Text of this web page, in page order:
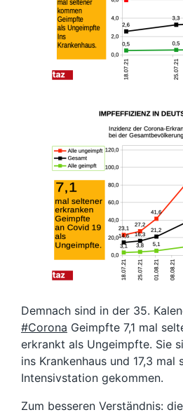
Demnach sind in der 35.
#Corona Geimpfte 7,1 mal
erkrankt als Ungeimpfte. Sie
ins Krankenhaus und 17,3 mal
Intensivstation gekommen.
Zum besseren Verständnis: